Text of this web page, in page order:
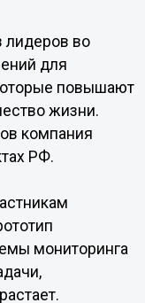
лидеров во
для
повышают
жизни.
компания
РФ.
мониторинга